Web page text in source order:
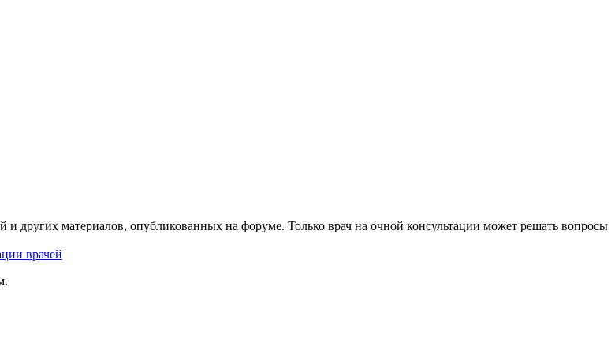
и других материалов, опубликованных на форуме. Только врач на очной консультации может решать вопросы
врачей